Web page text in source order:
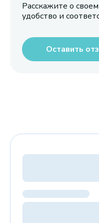
Расскажите о
удобство и
Оставить